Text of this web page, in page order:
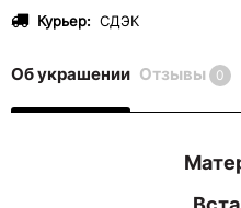
Курьер: СДЭК
Об украшении Отзывы 0